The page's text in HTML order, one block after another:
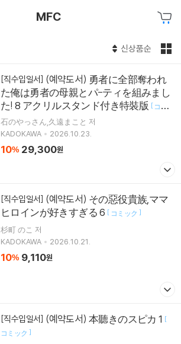
MFC
신상품순
[직수입일서]
た俺は勇者の母親とパ-ティを組みまし
た! 8 アクリルスタンド付き特裝版 [ コミ
ック]
石のやっさん,久遠まこと 저
KADOKAWA
2026.10.23.
10% 29,300원
[직수입일서]
ヒロインが好きすぎる 6 [ コミック ]
杉町 のこ 저
KADOKAWA
2026.10.21.
10% 9,110원
[직수입일서] (예약도서) 本聽きのスピカ 1 [
コミック ]